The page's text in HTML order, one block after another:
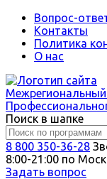
Вопрос-
Контакты
Политика
О нас
Межрегиональный
Поиск в шапке
8 800 350-36-28
8:00-21:00 по
Задать вопрос